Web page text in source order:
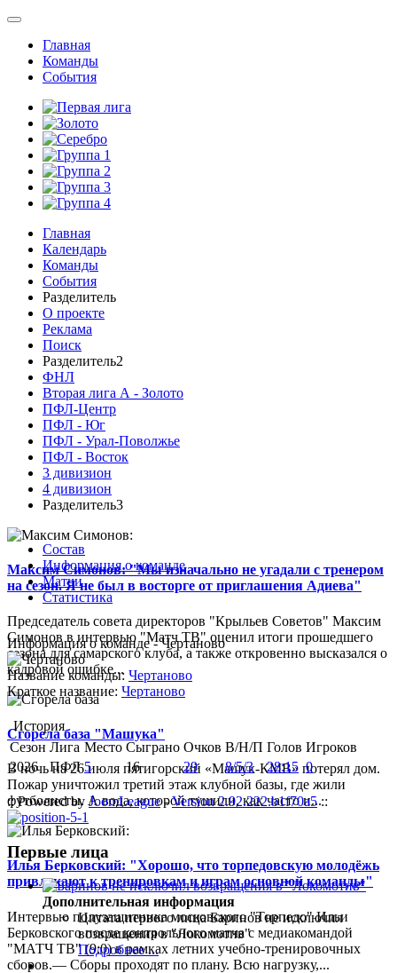
Главная
Команды
События
Главная
Календарь
Команды
События
Разделитель
О проекте
Реклама
Поиск
Разделитель2
ФНЛ
Вторая лига А - Золото
ПФЛ-Центр
ПФЛ - Юг
ПФЛ - Урал-Поволжье
ПФЛ - Восток
3 дивизион
4 дивизион
Разделитель3
Максим Симонов: "Мы изначально не угадали с тренером
на сезон. Я не был в восторге от приглашения Адиева"
Председатель совета директоров "Крыльев Советов" Максим
Симонов в интервью "Матч ТВ" оценил итоги прошедшего
сезона для самарского клуба, а также откровенно высказался о
кадровой ошибке...
Сгорела база "Машука"
В ночь на 26 июля пятигорский «Машук-КМВ» потерял дом.
Пожар уничтожил третий этаж клубной базы, где жили
футболисты. А вода, которой тушили, как часто и...
Илья Берковский: "Хорошо, что торпедовскую молодёжь
привлекают к тренировкам и играм основной команды"
Интервью полузащитника московского "Торпедо" Ильи
Берковского после контрольного матча с медиакомандой
"МАТЧ ТВ" (9:0) в рамках летних учебно-тренировочных
сборов.— Сборы проходят по плану. Всю нагрузку,...
Состав
Информация о команде
Матчи
Статистика
Информация о команде - Чертаново
Название команды: Чертаново
Краткое название: Чертаново
История
Сезон Лига Место Сыграно Очков В/Н/П Голов Игроков
2026
ПФЛ 5 16 29 8/5/3 28:15 0
:: Powered byJoomLeague-Version 2.92.222.b1f70a5::
Первые лица
Дополнительная информация
Цитата первого лица Баринов не исключил
возвращения в "Локомотив"
Подробнее ...